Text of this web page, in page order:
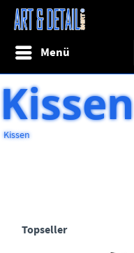
Menü
Kissen
Kissen
Topseller